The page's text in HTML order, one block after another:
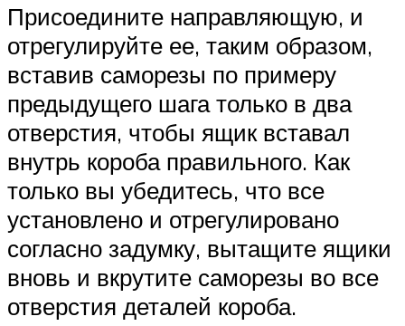
Присоедините направляющую, и
отрегулируйте ее, таким образом,
вставив саморезы по примеру
предыдущего шага только в два
отверстия, чтобы ящик вставал
внутрь короба правильного. Как
только вы убедитесь, что все
установлено и отрегулировано
согласно задумку, вытащите ящики
вновь и вкрутите саморезы во все
отверстия деталей короба.